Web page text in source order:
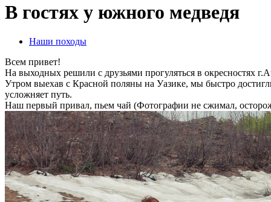
В гостях у южного медведя
Наши походы
Всем привет!
На выходных решили с друзьями прогуляться в окресностях
Утром выехав с Красной поляны на Уазике, мы быстро
усложняет путь.
Наш первый привал, пьем чай (Фотографии не сжимал,